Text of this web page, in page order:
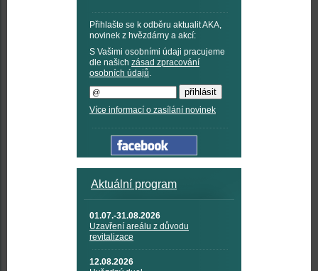
Přihlašte se k odběru aktualit AKA,
novinek z hvězdárny a akcí:
S Vašimi osobními údaji pracujeme
dle našich zásad zpracování
osobních údajů.
Více informací o zasílání novinek
Aktuální program
01.07.-31.08.2026
Uzavření areálu z důvodu
revitalizace
12.08.2026